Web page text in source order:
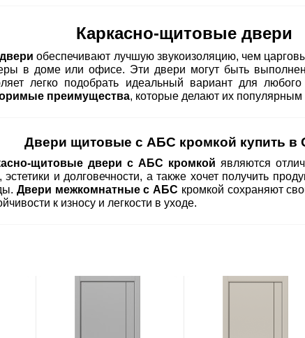
Каркасно-щитовые двери
обеспечивают лучшую звукоизоляцию, чем
в доме или офисе. Эти двери могут быть
легко подобрать идеальный вариант для любого
преимущества, которые делают их
Двери щитовые с АБС кромкой купить в
щитовые двери с АБС кромкой являются
эстетики и долговечности, а также хочет получить
Двери межкомнатные с АБС кромкой сохраняют
к износу и легкости в уходе.